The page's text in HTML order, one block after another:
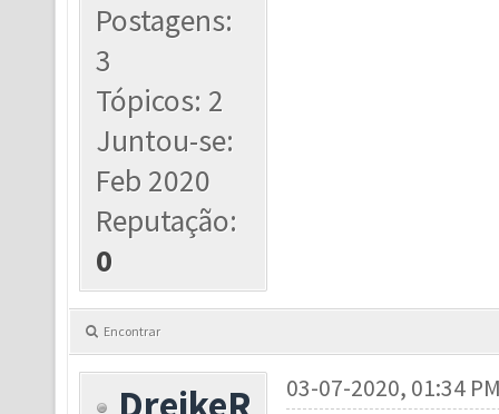
Postagens:
3
Tópicos: 2
Juntou-se:
Feb 2020
Reputação:
0
Encontrar
03-07-2020, 01:34